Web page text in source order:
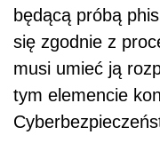
będącą próbą
się zgodnie z
musi umieć ją
tym elemencie